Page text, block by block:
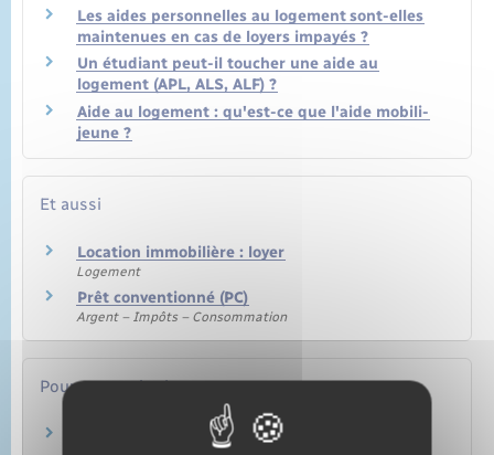
Les aides personnelles au logement sont-elles
maintenues en cas de loyers impayés ?
Un étudiant peut-il toucher une aide au
logement (APL, ALS, ALF) ?
Aide au logement : qu'est-ce que l'aide mobili-
jeune ?
Et aussi
Location immobilière : loyer
Logement
Prêt conventionné (PC)
Argent – Impôts – Consommation
Pour en savoir plus
Éléments de calcul des aides personnelles au